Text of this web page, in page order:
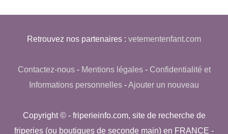
Retrouvez nos partenaires : vetementenfant.com
Contactez-nous- Mentions légales- Confidentialité et
Informations personnelles -Ajouter un nouveau
Copyright © - friperieinfo.com, site de recherche de
friperies (ou boutiques de seconde main) en FRANCE -